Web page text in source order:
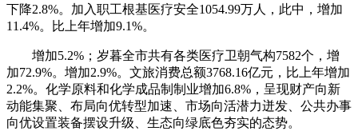
下降2.8%。加入职工根基医疗安全1054.99万人，此中，增加
11.4%。比上年增加9.1%。
增加5.2%；岁暮全市共有各类医疗卫朝气构7582个，增
加72.9%。增加2.9%。文旅消费总额3768.16亿元，比上年增加
2.2%。化学原料和化学成品制制业增加6.8%，呈现财产向新
动能集聚、布局向优转型加速、市场向活潜力迸发、公共办事
向优设置装备摆设升级、生态向绿底色夯实的态势。